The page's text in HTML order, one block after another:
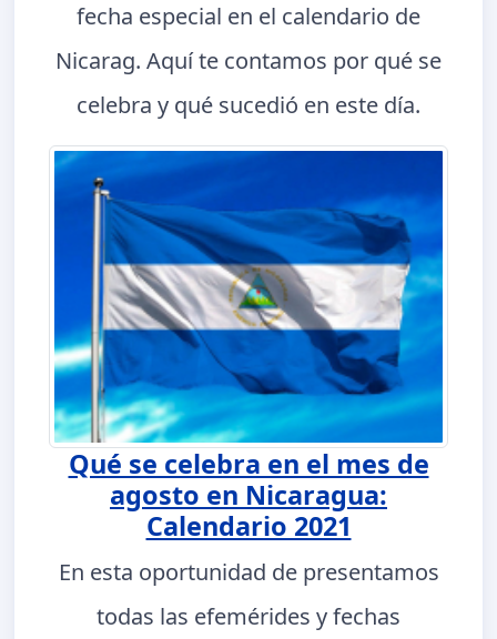
fecha especial en el calendario de
Nicarag. Aquí te contamos por qué se
celebra y qué sucedió en este día.
Qué se celebra en el mes de
agosto en Nicaragua:
Calendario 2021
En esta oportunidad de presentamos
todas las efemérides y fechas